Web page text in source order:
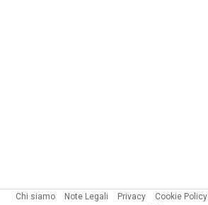
Chi siamo Note Legali Privacy Cookie Policy